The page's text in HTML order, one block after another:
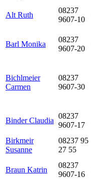
Alt Ruth
08237
9607-10
Barl Monika
08237
9607-20
Bichlmeier
Carmen
08237
9607-30
Binder Claudia
08237
9607-17
Birkmeir
Susanne
08237 95
27 55
Braun Katrin
08237
9607-16